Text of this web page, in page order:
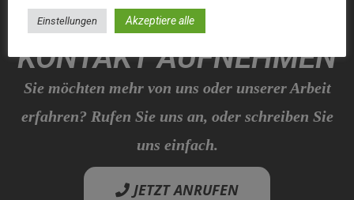
KONTAKT AUFNEHMEN
Sie möchten mehr von uns oder unserer Arbeit
erfahren? Rufen Sie uns an, oder schreiben Sie
uns einfach.
JETZT ANRUFEN
Einstellungen Akzeptiere alle